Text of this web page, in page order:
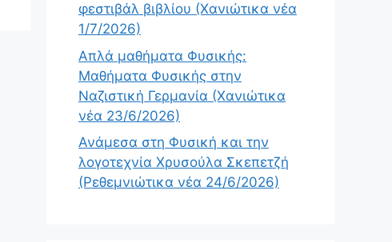
φεστιβάλ βιβλίου (Χανιώτικα νέα
1/7/2026)
Απλά μαθήματα Φυσικής:
Μαθήματα Φυσικής στην
Ναζιστική Γερμανία (Χανιώτικα
νέα 23/6/2026)
Ανάμεσα στη Φυσική και την
λογοτεχνία Χρυσούλα Σκεπετζή
(Ρεθεμνιώτικα νέα 24/6/2026)